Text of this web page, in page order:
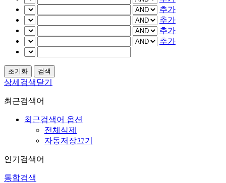
추가
추가
추가
추가
상세검색닫기
최근검색어
최근검색어 옵션
전체삭제
자동저장끄기
인기검색어
통합검색